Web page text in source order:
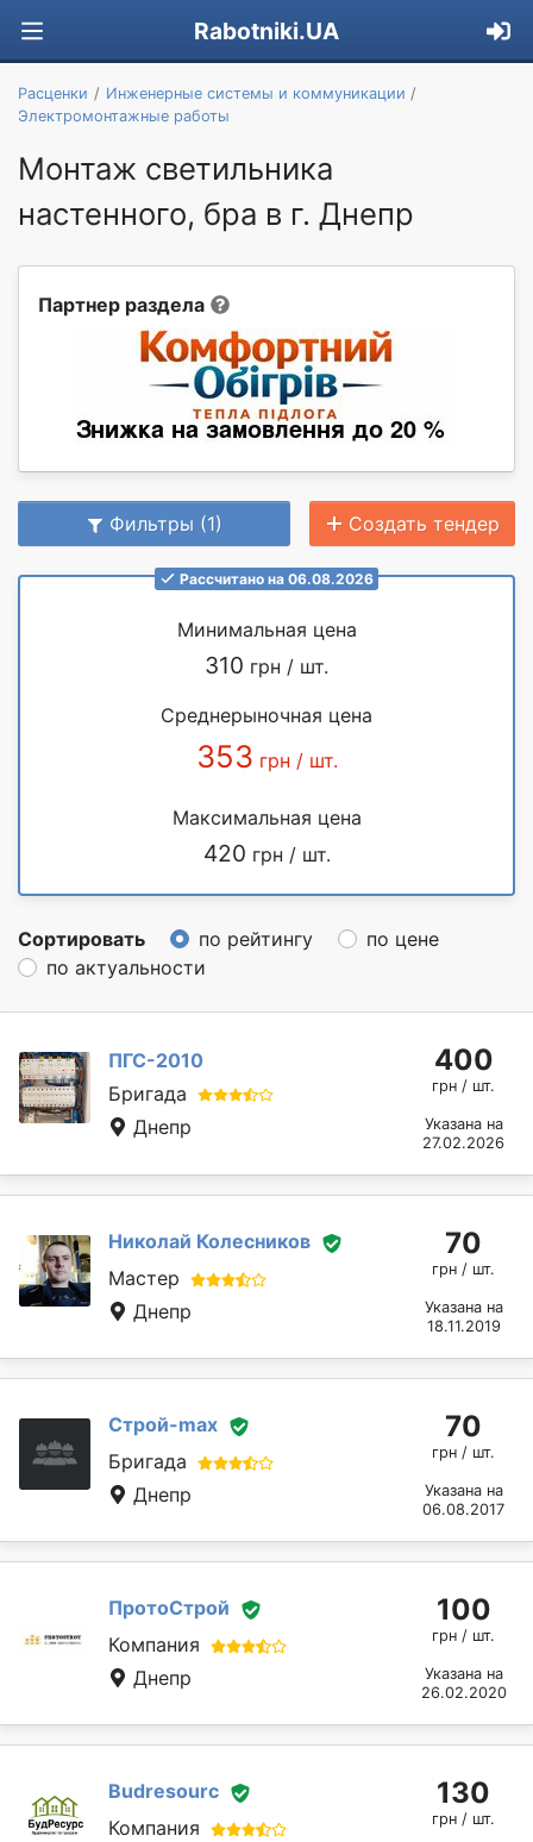
Rabotniki.UA
Расценки
Инженерные системы и коммуникации
Электромонтажные работы
Монтаж светильника
настенного, бра в г. Днепр
Партнер раздела
Фильтры (1) Создать тендер
Рассчитано на 06.08.2026
Минимальная цена
310 грн / шт.
Среднерыночная цена
353 грн / шт.
Максимальная цена
420 грн / шт.
Сортировать по рейтингу
по цене
по актуальности
ПГС-2010
Бригада
Днепр
400
грн / шт.
Указана на
27.02.2026
Николай Колесников
Мастер
Днепр
70
грн / шт.
Указана на
18.11.2019
Строй-max
Бригада
Днепр
70
грн / шт.
Указана на
06.08.2017
ПротоСтрой
Компания
Днепр
100
грн / шт.
Указана на
26.02.2020
Budresourc
Компания
130
грн / шт.